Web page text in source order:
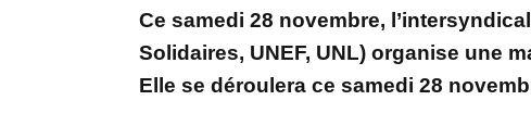
Ce samedi 28 novembre,
Solidaires, UNEF, UNL) organise une
Elle se déroulera ce samedi 28